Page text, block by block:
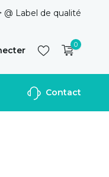
@ Label de qualité
S'inscrire
0
Contact